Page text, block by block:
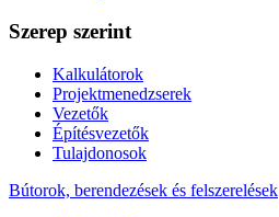
Szerep szerint
Kalkulátorok
Projektmenedzserek
Vezetők
Építésvezetők
Tulajdonosok
Bútorok, berendezések és felszerelések